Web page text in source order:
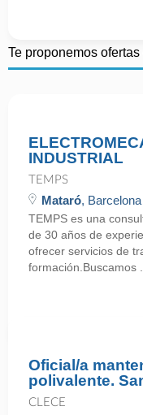
Te proponemos
INDUSTRIAL
TEMPS
Mataró, Barcelona
TEMPS es una
de 30 años de
ofrecer servicios de
formación.Buscamos ...
Oficial/a
polivalente.
CLECE